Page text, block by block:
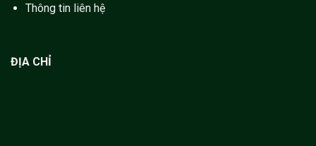
Thông tin liên hệ
ĐỊA CHỈ